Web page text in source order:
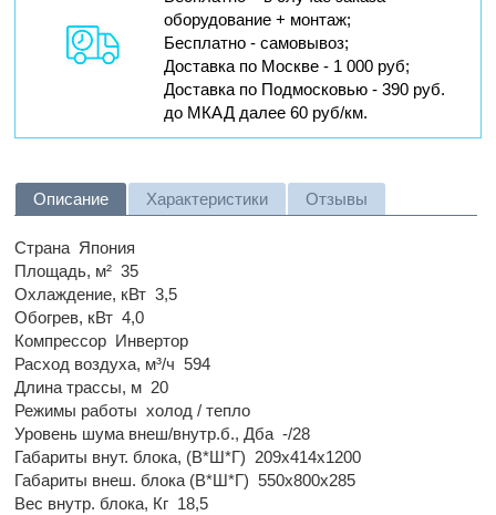
оборудование + монтаж;
Бесплатно - самовывоз;
Доставка по Москве - 1 000 руб;
Доставка по Подмосковью - 390 руб.
до МКАД далее 60 руб/км.
Описание Характеристики Отзывы
Страна Япония
Площадь, м² 35
Охлаждение, кВт 3,5
Обогрев, кВт 4,0
Компрессор Инвертор
Расход воздуха, м³/ч 594
Длина трассы, м 20
Режимы работы холод / тепло
Уровень шума внеш/внутр.б., Дба -/28
Габариты внут. блока, (В*Ш*Г) 209x414х1200
Габариты внеш. блока (В*Ш*Г) 550x800x285
Вес внутр. блока, Кг 18,5